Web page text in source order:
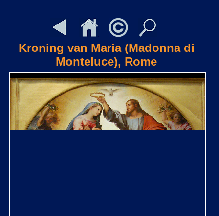
Kroning van Maria (Madonna di
Monteluce), Rome